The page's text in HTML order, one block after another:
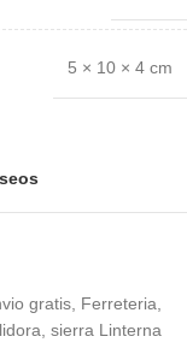
5 × 10 × 4 cm
gratis Ferreteria
sierra Linterna